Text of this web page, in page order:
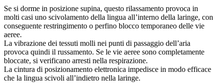
Se si dorme in posizione supina, questo rilassamento provoca in
molti casi uno scivolamento della lingua all’interno della laringe, con
conseguente restringimento o perfino blocco temporaneo delle vie
aeree.
La vibrazione dei tessuti molli nei punti di passaggio dell’aria
provoca quindi il russamento. Se le vie aeree sono completamente
bloccate, si verificano arresti nella respirazione.
La cintura di posizionamento elettronica impedisce in modo efficace
che la lingua scivoli all’indietro nella laringe.